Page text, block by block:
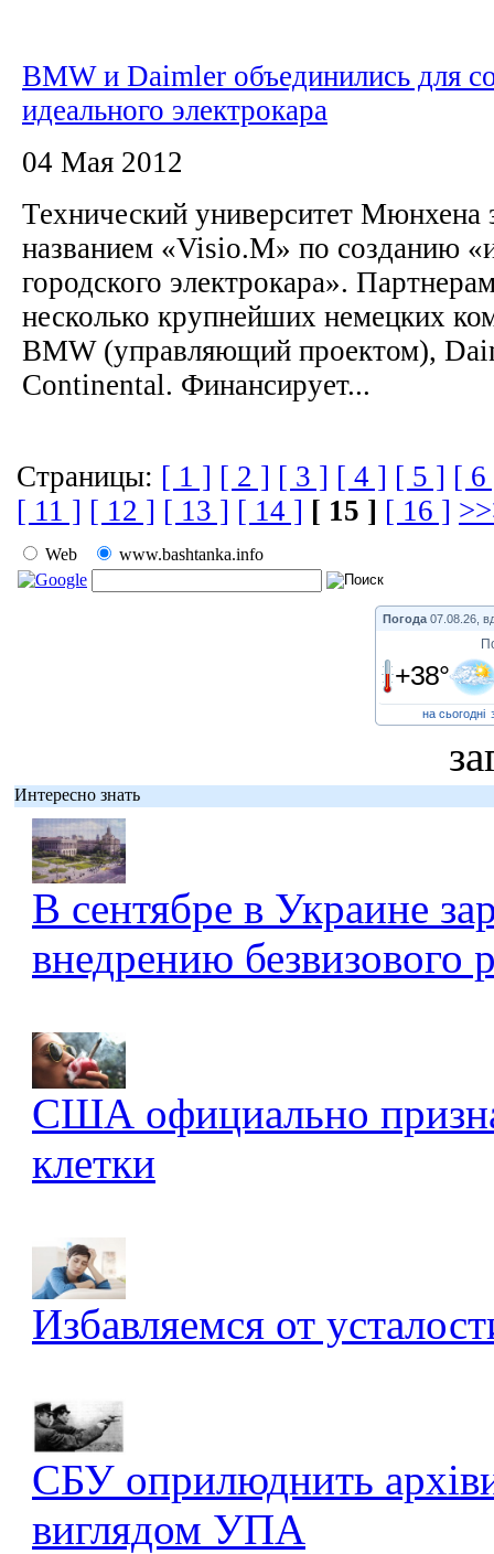
BMW и Daimler объединились для
идеального электрокара
04 Мая 2012
Технический университет Мюнхена
названием «Visio.M» по созданию
городского электрокара».
несколько крупнейших немецких
BMW (управляющий проектом),
Continental. Финансирует...
Страницы: [ 1 ] [ 2 ] [ 3 ] [ 4 ] [ 5 ] [ 6
[ 11 ] [ 12 ] [ 13 ] [ 14 ] [ 15 ] [ 16 ]
Web www.bashtanka.info
Погода 07.08.26,
+38°
на сьогодні
Интересно знать
В сентябре в Украине
внедрению безвизового
США официально
клетки
Избавляемся от
СБУ оприлюднить
виглядом УПА